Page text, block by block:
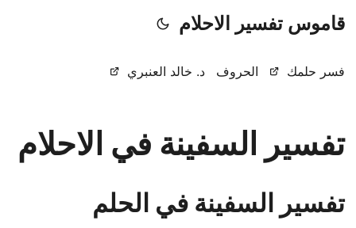
قاموس تفسير الاحلام
فسر حلمك الحروف د. خالد العنبري
تفسير السفينة في الاحلام
تفسير السفينة في الحلم